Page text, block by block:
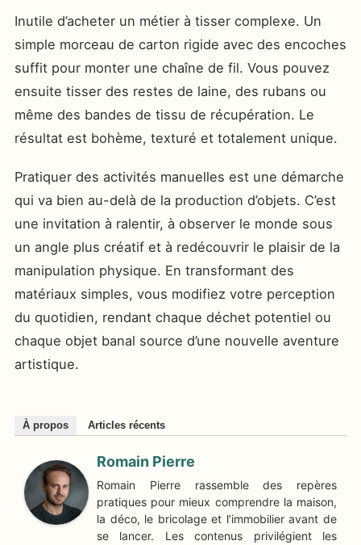
Inutile d’acheter un métier à tisser complexe. Un
simple morceau de carton rigide avec des encoches
suffit pour monter une chaîne de fil. Vous pouvez
ensuite tisser des restes de laine, des rubans ou
même des bandes de tissu de récupération. Le
résultat est bohème, texturé et totalement unique.
Pratiquer des activités manuelles est une démarche
qui va bien au-delà de la production d’objets. C’est
une invitation à ralentir, à observer le monde sous
un angle plus créatif et à redécouvrir le plaisir de la
manipulation physique. En transformant des
matériaux simples, vous modifiez votre perception
du quotidien, rendant chaque déchet potentiel ou
chaque objet banal source d’une nouvelle aventure
artistique.
À propos Articles récents
Romain Pierre
Romain Pierre rassemble des repères
pratiques pour mieux comprendre la maison,
la déco, le bricolage et l’immobilier avant de
se lancer. Les contenus privilégient les